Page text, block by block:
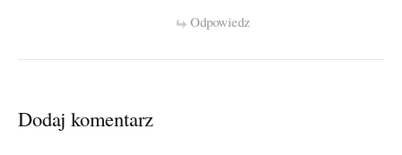
Odpowiedz
Dodaj komentarz